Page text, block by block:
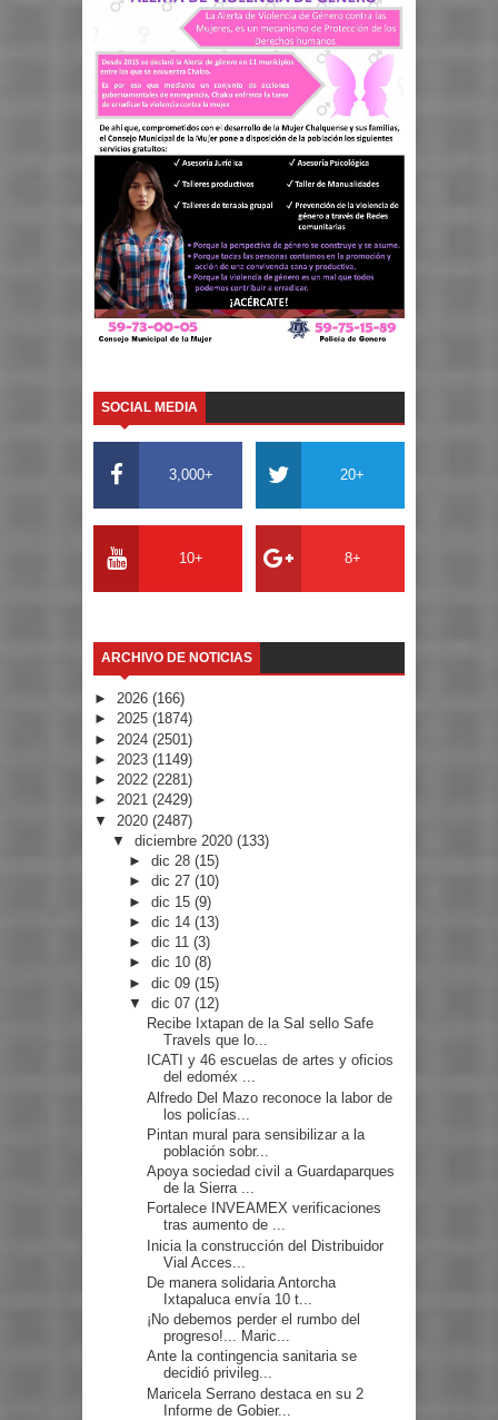
SOCIAL MEDIA
3,000+ 20+
10+ 8+
ARCHIVO DE NOTICIAS
► 2026 (166)
► 2025 (1874)
► 2024 (2501)
► 2023 (1149)
► 2022 (2281)
► 2021 (2429)
▼ 2020 (2487)
▼ diciembre 2020 (133)
►dic 28(15)
►dic 27(10)
►dic 15(9)
►dic 14(13)
►dic 11(3)
►dic 10(8)
►dic 09(15)
▼dic 07(12)
Recibe Ixtapan de la Sal sello Safe
Travels que lo...
ICATI y 46 escuelas de artes y oficios
del edoméx ...
Alfredo Del Mazo reconoce la labor de
los policías...
Pintan mural para sensibilizar a la
población sobr...
Apoya sociedad civil a Guardaparques
de la Sierra ...
Fortalece INVEAMEX verificaciones
tras aumento de ...
Inicia la construcción del Distribuidor
Vial Acces...
De manera solidaria Antorcha
Ixtapaluca envía 10 t...
¡No debemos perder el rumbo del
progreso!... Maric...
Ante la contingencia sanitaria se
decidió privileg...
Maricela Serrano destaca en su 2
Informe de Gobier...